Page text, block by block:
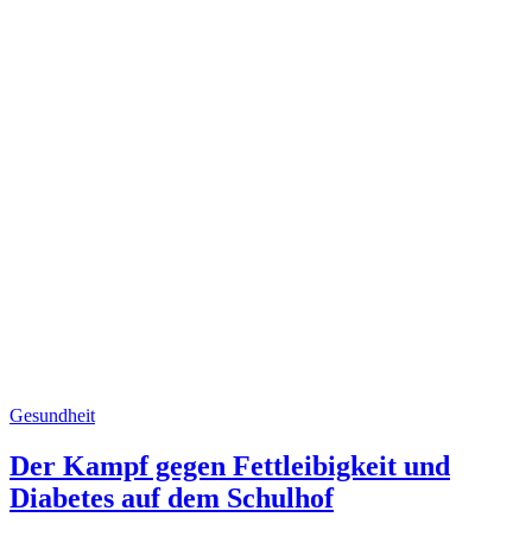
Gesundheit
Der Kampf gegen Fettleibigkeit und
Diabetes auf dem Schulhof